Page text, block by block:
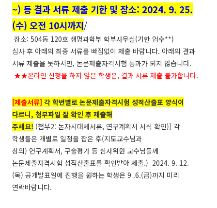
~) 등 결과 서류 제출 기한 및 장소: 2024. 9. 25.
(수) 오전 10시까지/
장소: 504동 120호 생명과학부 학부사무실(기한 엄수**)
심사 후 아래의 최종 서류를 빠짐없이 제출 바랍니다. 아래의 결과
서류 제출을 못하시면, 논문제출자격시험 통과가 되지 않습니다.
★★온라인 신청을 하지 않은 학생은, 결과 서류 제출 불가합니다.
[제출서류] 각 학번별로 논문제출자격시험 성적산출표 양식이
다르니, 첨부파일 잘 확인 후 제출해
주세요! (첨부2: 논자시대체서류, 연구계획서 서식 확인)] 각
학생들은 개별로 일정을 잡은 후(지도교수님과
상의) 연구계획서, 구술평가 등 심사위원 교수님들께
논문제출자격시험 성적산출표를 확인받아 제출.) 2024. 9. 12.
(목) 공개발표일에 진행을 원하는 학생은 9 .6.(금)까지 미리
연락바랍니다.